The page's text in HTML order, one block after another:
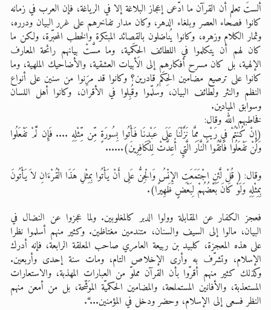
ألستَ تعلم أن القرآن ما ادّعى إعجاز البلاغة إلا في الرياغة، فإن العرب في زمانه
كانوا فصحاء العصر وبلغاء الدهر، وكان مدار تفاخرهم على غرر البيان ودرره،
وثمار الكلام وزهره، وكانوا يُناضلون بالقصائد المبتكرة والخطب المحبّرة، ولكن ما
كان لهم أن يتكلموا في اللطائف الحِكَمية، وما مسَّتْ بيانهم رائحة المعارف
الإلهية، بل كان مسرح أفكارهم إلى الأبيات العشقية، والأضاحيك الملهية، وما
كانوا على ترصيع مضامين الحِكَم قادرين؟ وكانوا قد مرَِنوا من سنين على أنواع
النظم والنثر ولطائف البيان، وسُلّموا وقُبِلوا في الأقران، وكانوا أهل اللسان
وسوابق الميادين.
فخاطبهم الله وقال:
(إِنْ كُنْتُمْ فيِ رَيْبٍ مِمَّا نَزَّلْنَا عَلَى عَبْدِنَا فَأْتُوا بِسُورَةٍ مِّن مِّثْلِهِ .... فَإِن لَّمْ تَفْعَلُوا
وَلَنْ تَفْعَلُوا فَاتَّقُوا النَّارَ الَّتيِ أُعِدَّتْ لِلْكَافِرِينَ)......
وقال: ( قُلْ لَّئِنِ اجْتَمَعَتِ الإِنْسُ وَالْجِنُّ عَلِى أَنْ يَأْتُوا بِمِثْلِ هَذَا الْقُرْءَانِ لاَ يَأْتُونَ
بِمِثْلِهِ وَلَوْ كَانَ بَعْضُهُمْ لِبَعْضٍ ظَهِيرًا).
فعجز الكفار عن المقابلة وولوا الدبر كالمغلوبين. ولما عجزوا عن النضال في
البيان، مالوا إلى السيف والسنان، متندمين مغتاظين. وكثير منهم أسلموا نظرا
على هذه المعجزة، كلبيد بن ربيعة العامري صاحب المعلقة الرابعة، فإنه أدرك
الإسلام، وتشرّف به وأرى الإخلاص التام، ومات سنة إحدى وأربعين.
وكذلك كثير منهم أقرّوا بأن القرآن مملوّ من العبارات المهذبة، والاستعارات
المستعذبة، والأفانين المستملحة، والمضامين الحكميّة الموَشّحة، بل من أمعن منهم
النظر فسعى إلى الإسلام، وحضر ودخل في المؤمنين...“.